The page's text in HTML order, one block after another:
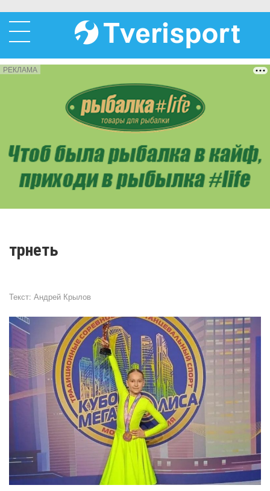
РЕКЛАМА
трнеть
Текст: Андрей Крылов